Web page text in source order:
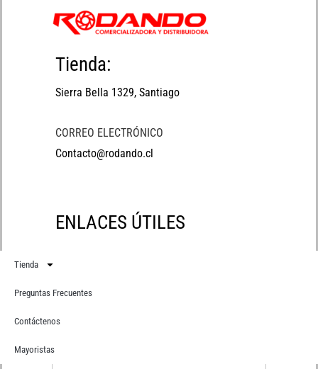
Tienda:
Sierra Bella 1329, Santiago
CORREO ELECTRÓNICO
Contacto@rodando.cl
ENLACES ÚTILES
Tienda
Preguntas Frecuentes
Contáctenos
Mayoristas
Suscríbete
Correo electrónico